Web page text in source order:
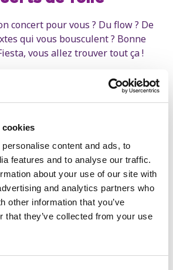
cookies
content and ads, to
features and to analyse our traffic.
about your use of our site with
and analytics partners who
other information that you’ve
that they’ve collected from your use
concert pour vous ? Du flow ? De
qui vous bousculent ? Bonne
vous allez trouver tout ça !
de ManiFiesta accueille des
Barbara Pravi (révélation
de la Musique), Youssoupha
École), 47Soul (groupe électro
et bien d’autres encore !
passionnants
Tout change rapidement
tous les sens. À ManiFiesta,
passionnants et rencontrez des
de notre monde : Christiane